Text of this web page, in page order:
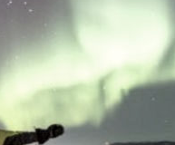
incorporavam
histórica sublinha a
da Aurora